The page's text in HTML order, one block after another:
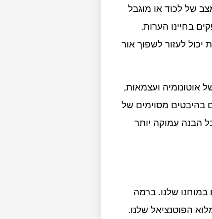
של לכוד או מוגבל
בחיינו הערות,
לעזור לשפוך אור
אוטונומיה ועצמאות,
בהיבטים מסוימים של
הבנה עמוקה יותר
שלנו. ברמה
הפוטנציאל שלנו.